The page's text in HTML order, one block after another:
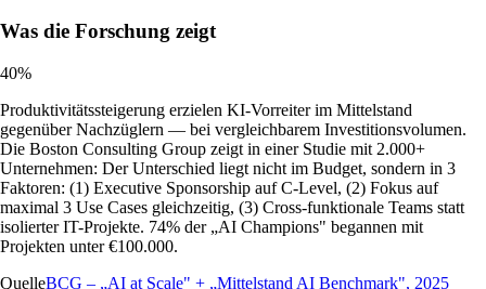
Was die Forschung zeigt
40%
Produktivitätssteigerung erzielen KI-Vorreiter im Mittelstand
gegenüber Nachzüglern — bei vergleichbarem Investitionsvolumen.
Die Boston Consulting Group zeigt in einer Studie mit 2.000+
Unternehmen: Der Unterschied liegt nicht im Budget, sondern in 3
Faktoren: (1) Executive Sponsorship auf C-Level, (2) Fokus auf
maximal 3 Use Cases gleichzeitig, (3) Cross-funktionale Teams statt
isolierter IT-Projekte. 74% der „AI Champions" begannen mit
Projekten unter €100.000.
QuelleBCG – „AI at Scale" + „Mittelstand AI Benchmark", 2025